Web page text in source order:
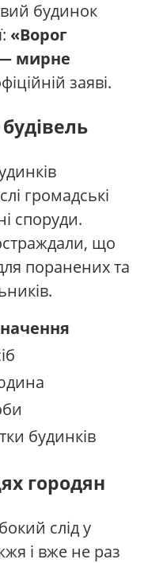
будинок
«Ворог
мирне
заяві.
громадські
споруди.
що
поранених та
будинків
городян
слід у
і вже не раз